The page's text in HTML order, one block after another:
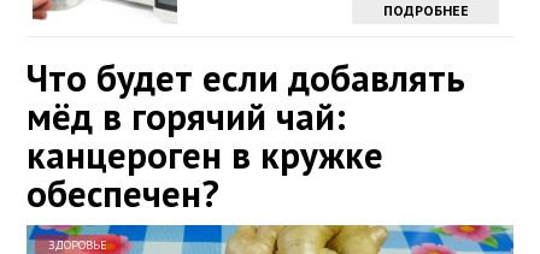
ПОДРОБНЕЕ
Что будет если добавлять
мёд в горячий чай:
канцероген в кружке
обеспечен?
ЗДОРОВЬЕ